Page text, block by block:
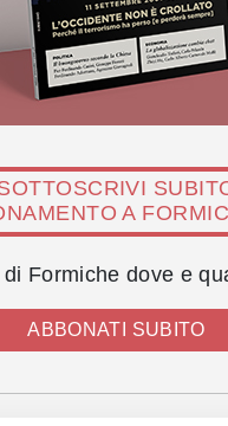
A
Formiche dove e
ABBONATI SUBITO